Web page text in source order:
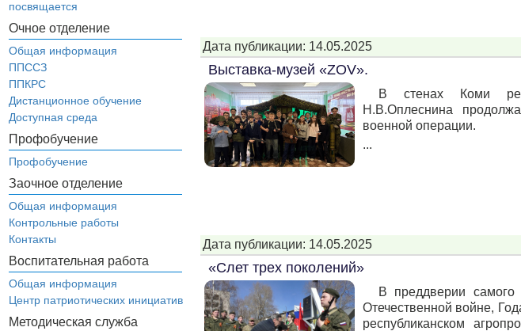
посвящается
Очное отделение
Общая информация
ППССЗ
ППКРС
Дистанционное обучение
Доступная среда
Профобучение
Профобучение
Заочное отделение
Общая информация
Контрольные работы
Контакты
Воспитательная работа
Общая информация
Центр патриотических инициатив
Методическая служба
Дата публикации: 14.05.2025
Выставка-музей «ZOV».
В стенах Коми
Н.В.Оплеснина
военной операции.
...
Дата публикации: 14.05.2025
«Слет трех поколений»
В преддверии самого
Отечественной войне,
республиканском